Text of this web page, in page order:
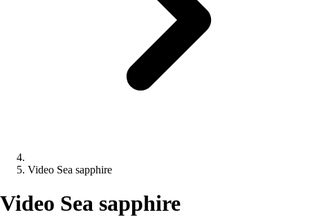
Video Sea sapphire
Video Sea sapphire